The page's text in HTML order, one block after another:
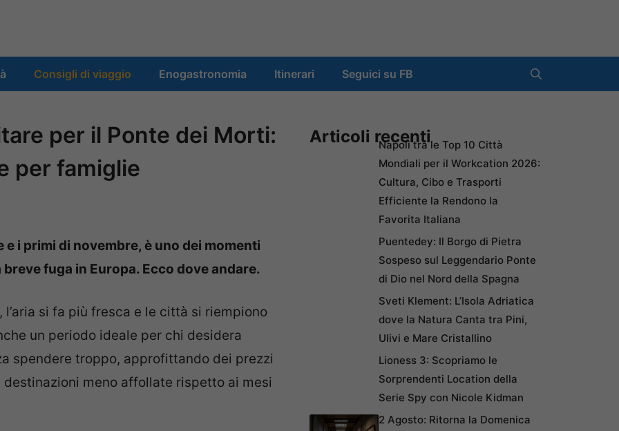
Consigli di viaggio Enogastronomia Itinerari Seguici su FB
per il Ponte dei Morti:
per famiglie
i primi di novembre, è uno dei momenti
fuga in Europa. Ecco dove andare.
si fa più fresca e le città si riempiono
un periodo ideale per chi desidera
spendere troppo, approfittando dei prezzi
meno affollate rispetto ai mesi
Articoli recentiNapoli tra le Top 10 Città
Mondiali per il Workcation 2026:
Cultura, Cibo e Trasporti
Efficiente la Rendono la
Favorita Italiana
Puentedey: Il Borgo di Pietra
Sospeso sul Leggendario Ponte
di Dio nel Nord della Spagna
Sveti Klement: L’Isola Adriatica
dove la Natura Canta tra Pini,
Ulivi e Mare Cristallino
Lioness 3: Scopriamo le
Sorprendenti Location della
Serie Spy con Nicole Kidman
2 Agosto: Ritorna la Domenica